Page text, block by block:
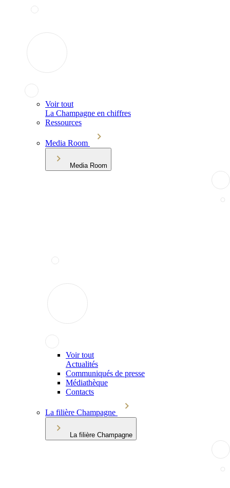
Voir tout
La Champagne en chiffres
Ressources
Media Room
Media Room
Voir tout
Actualités
Communiqués de presse
Médiathèque
Contacts
La filière Champagne
La filière Champagne